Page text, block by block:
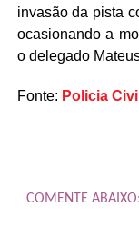
invasão da pista
ocasionando a
o delegado
Fonte: Policia
COMENTE ABAIXO: